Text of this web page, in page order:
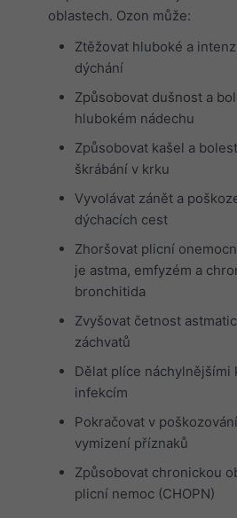
oblastech. Ozon může:
Ztěžovat hluboké a
dýchání
Způsobovat dušnost a
hlubokém nádechu
Způsobovat kašel a
škrábání v krku
Vyvolávat zánět a
dýchacích cest
Zhoršovat plicní
je astma, emfyzém a
bronchitida
Zvyšovat četnost
záchvatů
Dělat plíce náchylnějšími
infekcím
Pokračovat v
vymizení příznaků
Způsobovat chronickou
plicní nemoc (CHOPN)